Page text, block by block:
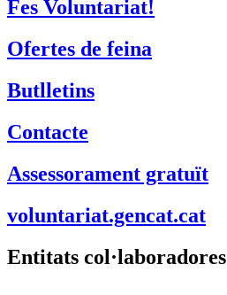
Fes Voluntariat!
Ofertes de feina
Butlletins
Contacte
Assessorament gratuït
voluntariat.gencat.cat
Entitats col·laboradores